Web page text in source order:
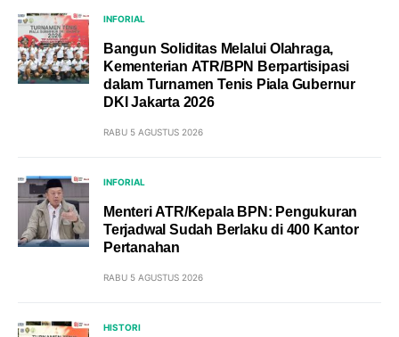
INFORIAL
Bangun Soliditas Melalui Olahraga,
Kementerian ATR/BPN Berpartisipasi
dalam Turnamen Tenis Piala Gubernur
DKI Jakarta 2026
RABU 5 AGUSTUS 2026
INFORIAL
Menteri ATR/Kepala BPN: Pengukuran
Terjadwal Sudah Berlaku di 400 Kantor
Pertanahan
RABU 5 AGUSTUS 2026
HISTORI